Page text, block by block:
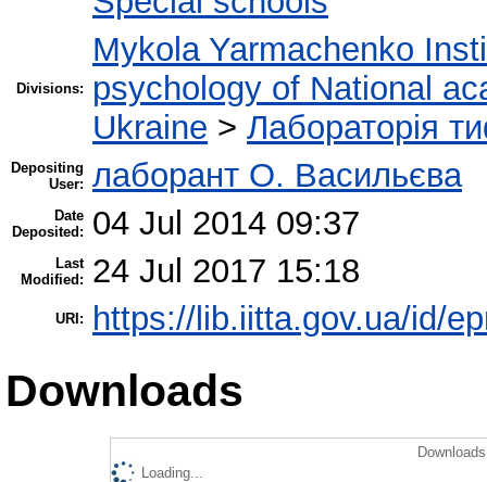
Divisions:
Mykola Yarmachenko
psychology of National
Ukraine > Лабораторія
Depositing
User: лаборант О. Васильєва
Date
Deposited:
04 Jul 2014 09:37
Last
Modified:
24 Jul 2017 15:18
URI: https://lib.iitta.gov.ua/id/
Downloads
Loading...